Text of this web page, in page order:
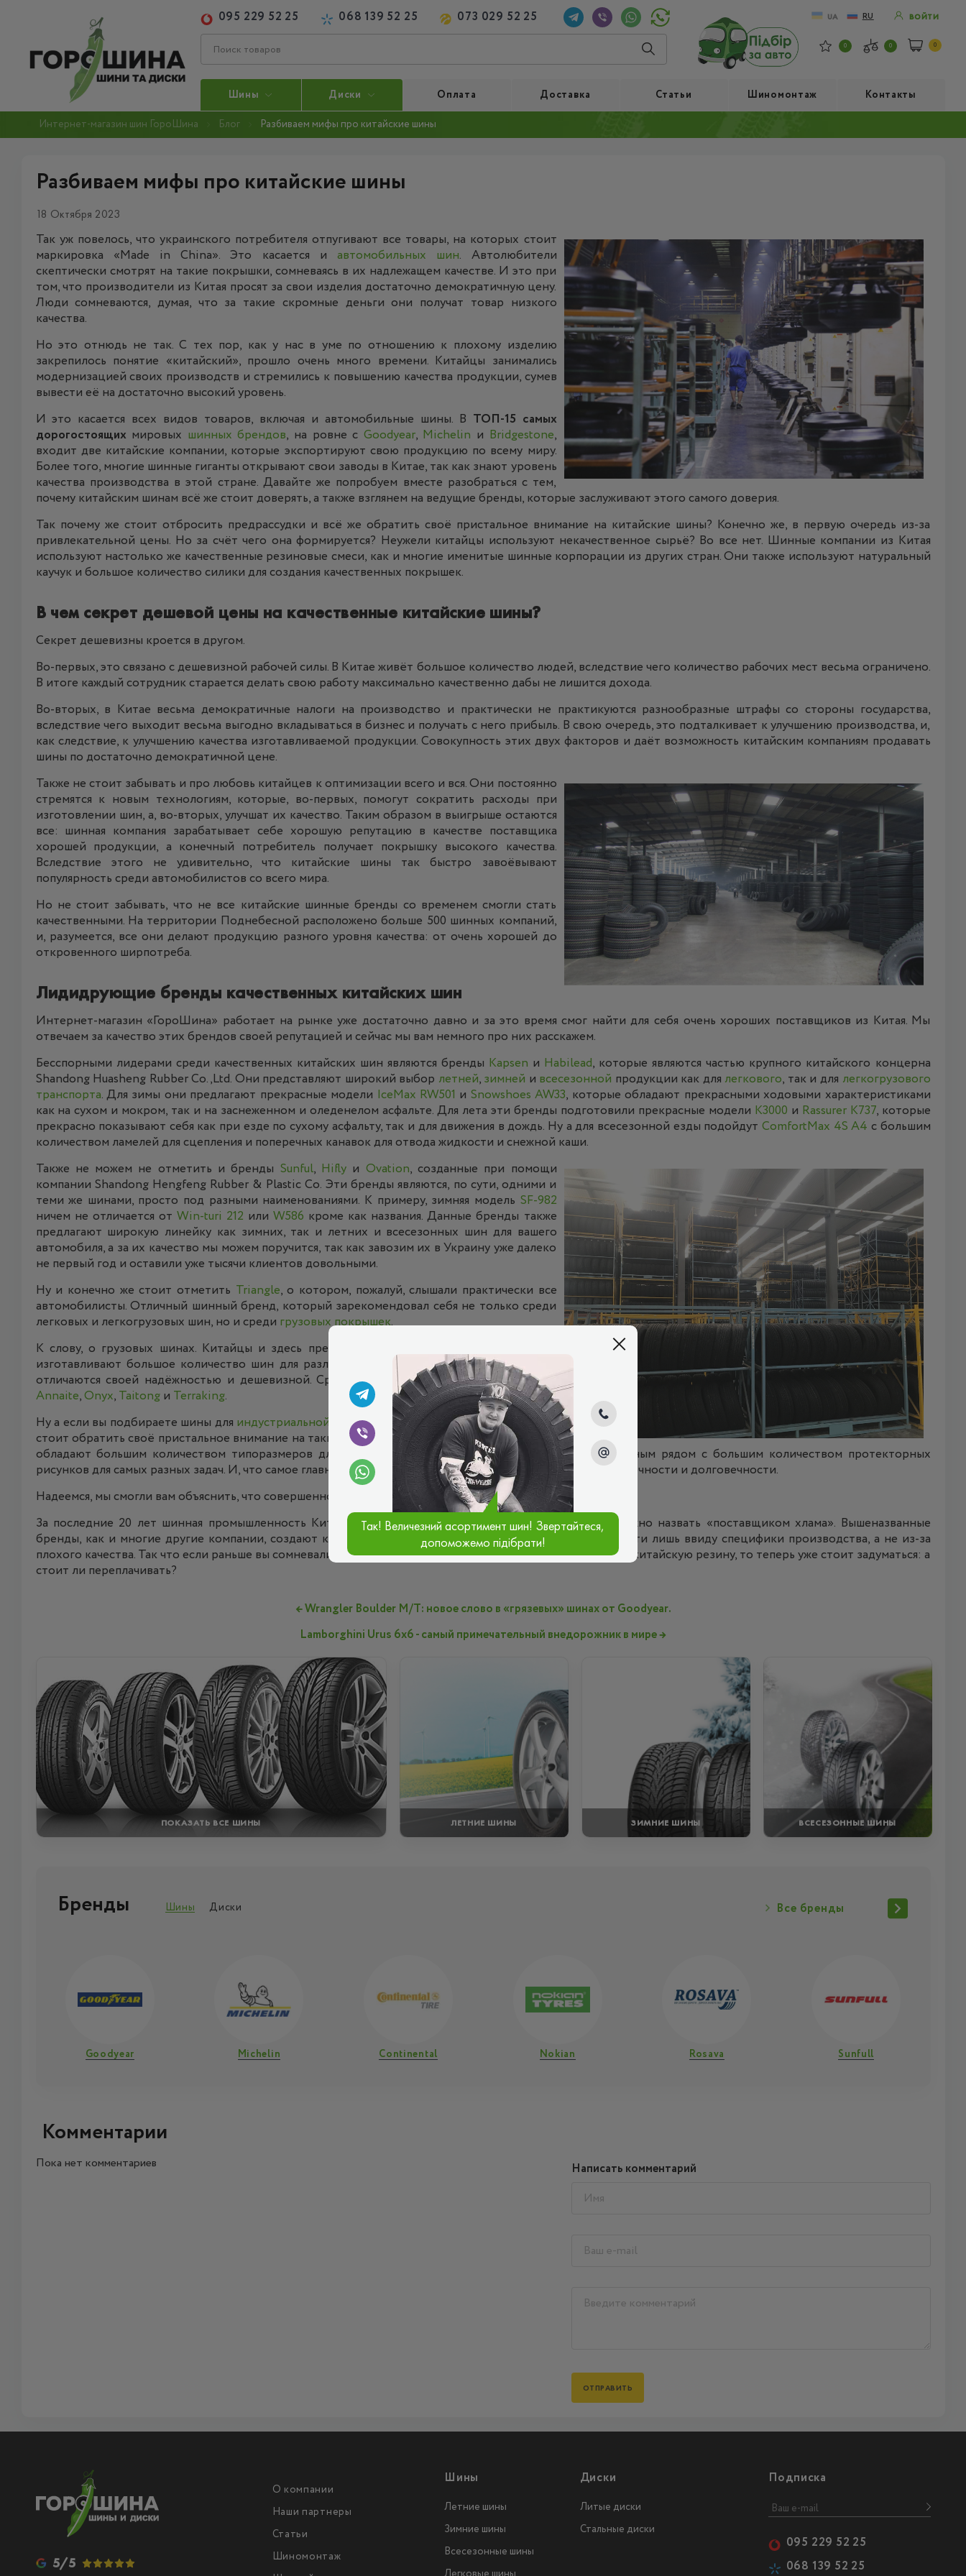
095 229 52 25 068 139 52 25 073 029 52 25 UA RU ВОЙТИ
0 0 0
Шины Диски Оплата Доставка Статьи Шиномонтаж Контакты
Интернет-магазин шин ГороШина Блог Разбиваем мифы про китайские шины
Разбиваем мифы про китайские шины
18 Октября 2023
Так уж повелось, что украинского потребителя отпугивают все товары, на которых стоит
маркировка «Made in China». Это касается иавтомобильных шин. Автолюбители
скептически смотрят на такие покрышки, сомневаясь в их надлежащем качестве. И это при
том, что производители из Китая просят за свои изделия достаточно демократичную цену.
Люди сомневаются, думая, что за такие скромные деньги они получат товар низкого
качества.
Но это отнюдь не так. С тех пор, как у нас в уме по отношению к плохому изделию
закрепилось понятие «китайский», прошло очень много времени. Китайцы занимались
модернизацией своих производств и стремились к повышению качества продукции, сумев
вывести её на достаточно высокий уровень.
И это касается всех видов товаров, включая и автомобильные шины. В ТОП-15 самых
дорогостоящих мировых шинных брендов, на ровне с Goodyear, Michelin и Bridgestone,
входит две китайские компании, которые экспортируют свою продукцию по всему миру.
Более того, многие шинные гиганты открывают свои заводы в Китае, так как знают уровень
качества производства в этой стране. Давайте же попробуем вместе разобраться с тем,
почему китайским шинам всё же стоит доверять, а также взглянем на ведущие бренды, которые заслуживают этого самого доверия.
Так почему же стоит отбросить предрассудки и всё же обратить своё пристальное внимание на китайские шины? Конечно же, в первую очередь из-за
привлекательной цены. Но за счёт чего она формируется? Неужели китайцы используют некачественное сырьё? Во все нет. Шинные компании из Китая
используют настолько же качественные резиновые смеси, как и многие именитые шинные корпорации из других стран. Они также используют натуральный
каучук и большое количество силики для создания качественных покрышек.
В чем секрет дешевой цены на качественные китайские шины?
Секрет дешевизны кроется в другом.
Во-первых, это связано с дешевизной рабочей силы. В Китае живёт большое количество людей, вследствие чего количество рабочих мест весьма ограничено.
В итоге каждый сотрудник старается делать свою работу максимально качественно дабы не лишится дохода.
Во-вторых, в Китае весьма демократичные налоги на производство и практически не практикуются разнообразные штрафы со стороны государства,
вследствие чего выходит весьма выгодно вкладываться в бизнес и получать с него прибыль. В свою очередь, это подталкивает к улучшению производства, и,
как следствие, к улучшению качества изготавливаемой продукции. Совокупность этих двух факторов и даёт возможность китайским компаниям продавать
шины по достаточно демократичной цене.
Также не стоит забывать и про любовь китайцев к оптимизации всего и вся. Они постоянно
стремятся к новым технологиям, которые, во-первых, помогут сократить расходы при
изготовлении шин, а, во-вторых, улучшат их качество. Таким образом в выигрыше остаются
все: шинная компания зарабатывает себе хорошую репутацию в качестве поставщика
хорошей продукции, а конечный потребитель получает покрышку высокого качества.
Вследствие этого не удивительно, что китайские шины так быстро завоёвывают
популярность среди автомобилистов со всего мира.
Но не стоит забывать, что не все китайские шинные бренды со временем смогли стать
качественными. На территории Поднебесной расположено больше 500 шинных компаний,
и, разумеется, все они делают продукцию разного уровня качества: от очень хорошей до
откровенного ширпотреба.
Лидидрующие бренды качественных китайских шин
Интернет-магазин «ГороШина» работает на рынке уже достаточно давно и за это время смог найти для себя очень хороших поставщиков из Китая. Мы
отвечаем за качество этих брендов своей репутацией и сейчас мы вам немного про них расскажем.
Бесспорными лидерами среди качественных китайских шин являются бренды Kapsen и Habilead, которые являются частью крупного китайского концерна
Shandong Huasheng Rubber Co.,Ltd. Они представляют широкий выбор летней, зимней и всесезонной продукции как для легкового, так и для легкогрузового
транспорта. Для зимы они предлагают прекрасные модели IceMax RW501 и Snowshoes AW33, которые обладают прекрасными ходовыми характеристиками
как на сухом и мокром, так и на заснеженном и оледенелом асфальте. Для лета эти бренды подготовили прекрасные модели K3000 и Rassurer K737, которые
прекрасно показывают себя как при езде по сухому асфальту, так и для движения в дождь. Ну а для всесезонной езды подойдут ComfortMax 4S A4 с большим
количеством ламелей для сцепления и поперечных канавок для отвода жидкости и снежной каши.
Также не можем не отметить и бренды Sunful, Hiflyи Ovation, созданные при помощи
компании Shandong Hengfeng Rubber & Plastic Co. Эти бренды являются, по сути, одними и
теми же шинами, просто под разными наименованиями. К примеру, зимняя модель SF-982
ничем не отличается от Win-turi 212 илиW586 кроме как названия. Данные бренды также
предлагают широкую линейку как зимних, так и летних и всесезонных шин для вашего
автомобиля, а за их качество мы можем поручится, так как завозим их в Украину уже далеко
не первый год и оставили уже тысячи клиентов довольными.
Ну и конечно же стоит отметить Triangle, о котором, пожалуй, слышали практически все
автомобилисты. Отличный шинный бренд, который зарекомендовал себя не только среди
легковых и легкогрузовых шин, но и среди грузовых покрышек.
К слову, о грузовых шинах. Китайцы и здесь превзошли все возможные ожидания. Они
изготавливают большое количество шин для различного грузового транспорта, которые
отличаются своей надёжностью и дешевизной. Среди них можем отметитьAmberstone
Annaite,Onyx, Taitongи Terraking.
Ну а если вы подбираете шины для индустриальной илисельскохозяйственнойтехники, то
стоит обратить своё пристальное внимание на такие бренды как
Marcherи Neumaster
. Они
обладают большим количеством типоразмеров для самой разной техники, а также широким модельным рядом с большим количеством протекторных
рисунков для самых разных задач. И, что самое главное, все они обладают повышенными показателями прочности и долговечности.
Надеемся, мы смогли вам объяснить, что совершенно не стоит боятся китайских шин.
За последние 20 лет шинная промышленность Китая шагнула далеко вперёд и теперь её вряд ли можно назвать «поставщиком хлама». Вышеназванные
бренды, как и многие другие компании, создают качественные шины и продают их по низкой стоимости лишь ввиду специфики производства, а не из-за
плохого качества. Так что если раньше вы сомневались при выборе покрышек и с опаской поглядывали на китайскую резину, то теперь уже стоит задуматься: а
стоит ли переплачивать?
←Wrangler Boulder M/T: новое слово в «грязевых» шинах от Goodyear.
Lamborghini Urus 6x6 - самый примечательный внедорожник в мире→
ПОКАЗАТЬ ВСЕ ШИНЫ ЛЕТНИЕ ШИНЫ ЗИМНИЕ ШИНЫ ВСЕСЕЗОННЫЕ ШИНЫ
Бренды Шины Диски Все бренды
Goodyear Michelin Continental Nokian Rosava Sunfull
Комментарии
Пока нет комментариев Написать комментарий
5/5
О компании
Наши партнеры
Статьи
Шиномонтаж
Шины
Летние шины
Зимние шины
Всесезонные шины
Диски
Литые диски
Стальные диски
Подписка
095 229 52 25
068 139 52 25
Так! Величезний асортимент шин! Звертайтеся,
допоможемо підібрати!